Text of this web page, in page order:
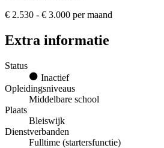
€ 2.530 - € 3.000 per maand
Extra informatie
Status
Inactief
Opleidingsniveaus
Middelbare school
Plaats
Bleiswijk
Dienstverbanden
Fulltime (startersfunctie)